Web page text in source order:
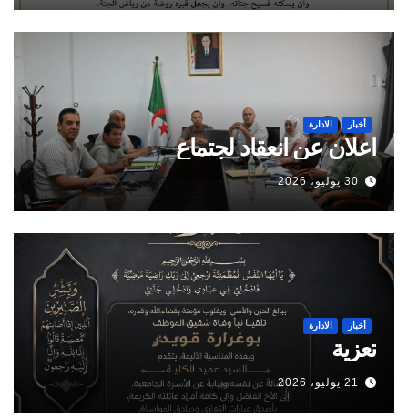
أخبار الادارة
اعلان عن انعقاد لجتماع
30 يوليو، 2026
أخبار الادارة
تعزية
21 يوليو، 2026